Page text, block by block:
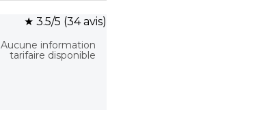
★ 3.5/5 (34 avis)
Aucune information
tarifaire disponible